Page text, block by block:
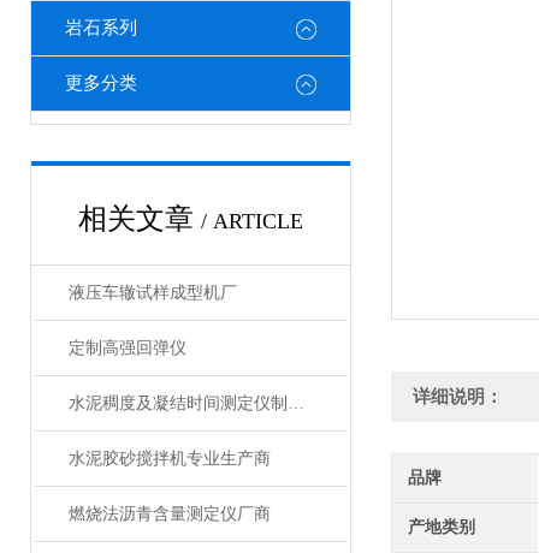
岩石系列
更多分类
相关文章 / ARTICLE
液压车辙试样成型机厂
定制高强回弹仪
水泥稠度及凝结时间测定仪制造商
水泥胶砂搅拌机专业生产商
燃烧法沥青含量测定仪厂商
详细说明：
品牌
产地类别